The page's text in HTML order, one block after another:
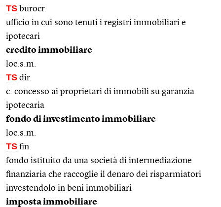
TS burocr.
ufficio in cui sono tenuti i registri immobiliari e
ipotecari
credito immobiliare
loc.s.m.
TS dir.
c. concesso ai proprietari di immobili su garanzia
ipotecaria
fondo di investimento immobiliare
loc.s.m.
TS fin.
fondo istituito da una società di intermediazione
finanziaria che raccoglie il denaro dei risparmiatori
investendolo in beni immobiliari
imposta immobiliare